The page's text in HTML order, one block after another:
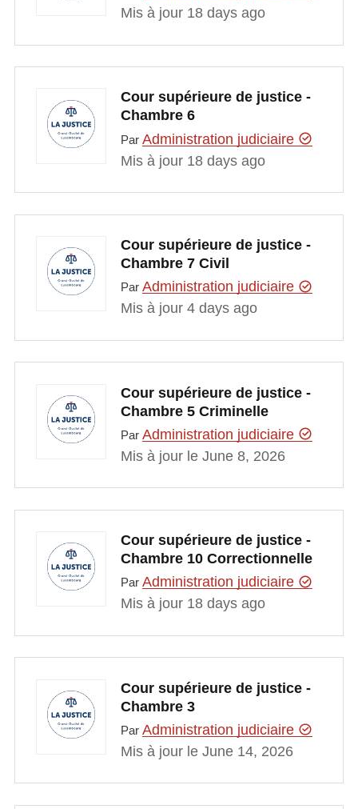
Mis à jour 18 days ago
Cour supérieure de justice -
Chambre 6
Par Administration judiciaire
Mis à jour 18 days ago
Cour supérieure de justice -
Chambre 7 Civil
Par Administration judiciaire
Mis à jour 4 days ago
Cour supérieure de justice -
Chambre 5 Criminelle
Par Administration judiciaire
Mis à jour le June 8, 2026
Cour supérieure de justice -
Chambre 10 Correctionnelle
Par Administration judiciaire
Mis à jour 18 days ago
Cour supérieure de justice -
Chambre 3
Par Administration judiciaire
Mis à jour le June 14, 2026